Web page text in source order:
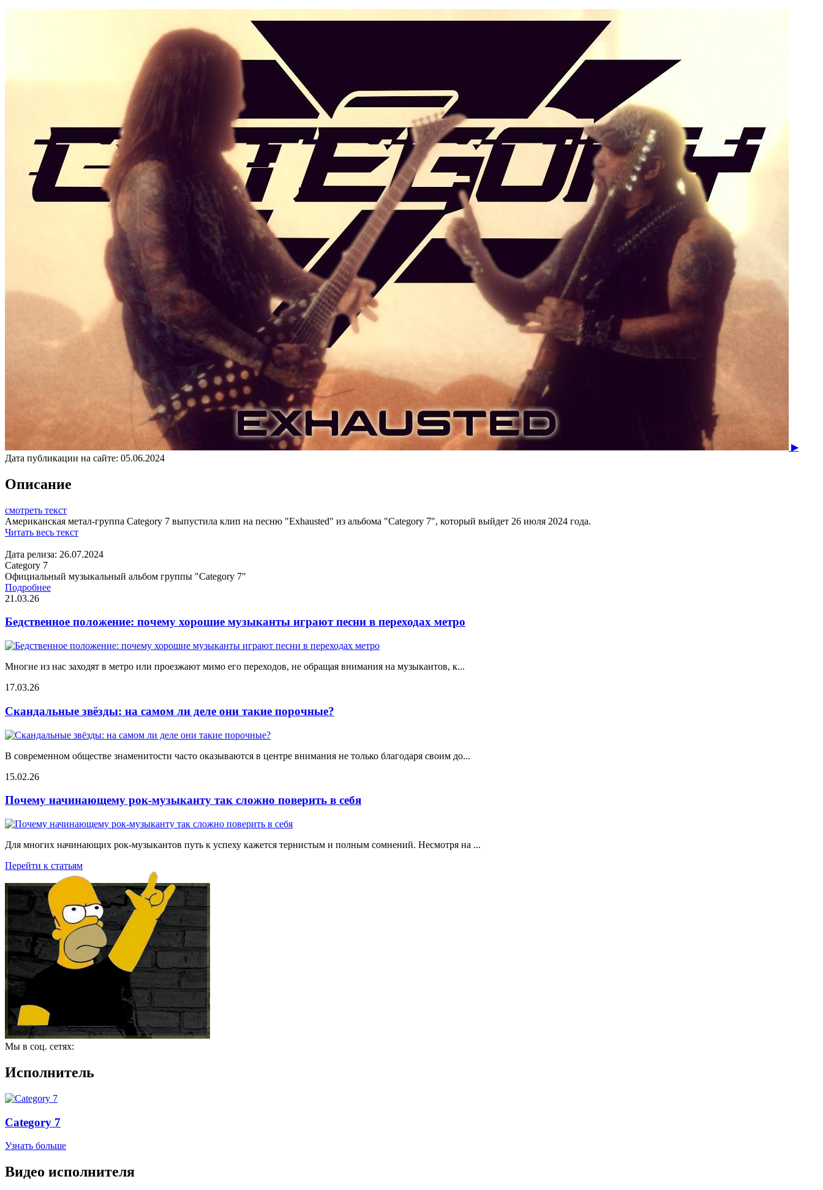
▶
Дата публикации на сайте: 05.06.2024
Описание
смотреть текст
Американская метал-группа Category 7 выпустила клип на песню "Exhausted" из альбома "Category 7", который выйдет 26 июля 2024 года.
Читать весь текст
Дата релиза: 26.07.2024
Category 7
Официальный музыкальный альбом группы "Category 7"
Подробнее
21.03.26
Бедственное положение: почему хорошие музыканты играют песни в переходах метро
Многие из нас заходят в метро или проезжают мимо его переходов, не обращая внимания на музыкантов, к...
17.03.26
Скандальные звёзды: на самом ли деле они такие порочные?
В современном обществе знаменитости часто оказываются в центре внимания не только благодаря своим до...
15.02.26
Почему начинающему рок-музыканту так сложно поверить в себя
Для многих начинающих рок-музыкантов путь к успеху кажется тернистым и полным сомнений. Несмотря на ...
Перейти к статьям
Мы в соц. сетях:
Исполнитель
Category 7
Узнать больше
Видео исполнителя